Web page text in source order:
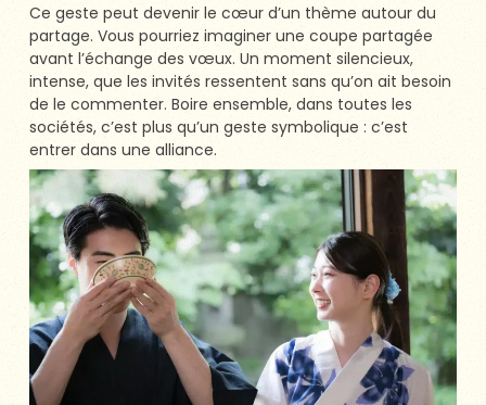
Ce geste peut devenir le cœur d’un thème autour du
partage. Vous pourriez imaginer une coupe partagée
avant l’échange des vœux. Un moment silencieux,
intense, que les invités ressentent sans qu’on ait besoin
de le commenter. Boire ensemble, dans toutes les
sociétés, c’est plus qu’un geste symbolique : c’est
entrer dans une alliance.